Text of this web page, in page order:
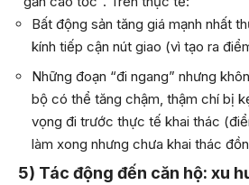
Bất động sản tăng giá mạnh nhất
kính tiếp cận nút giao (vì tạo ra
Những đoạn “đi ngang” nhưng
bộ có thể tăng chậm, thậm chí bị
vọng đi trước thực tế khai thác
làm xong nhưng chưa khai thác
5) Tác động đến căn hộ: xu